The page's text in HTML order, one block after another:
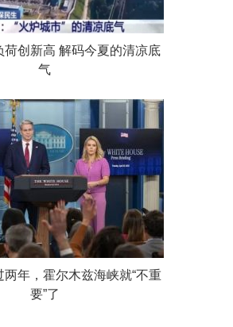
荷创新高 解码今夏的清凉底
气
两年，霍尔木兹海峡就“不重
要”了